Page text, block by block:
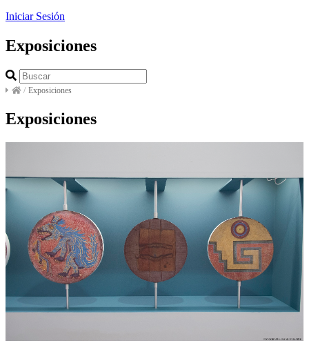
Iniciar Sesión
Exposiciones
/ Exposiciones
Exposiciones